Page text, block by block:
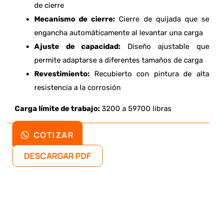
de cierre
Mecanismo de cierre: Cierre de quijada que se
engancha automáticamente al levantar una carga
Ajuste de capacidad: Diseño ajustable que
permite adaptarse a diferentes tamaños de carga
Revestimiento: Recubierto con pintura de alta
resistencia a la corrosión
Carga límite de trabajo: 3200 a 59700 libras
COTIZAR
DESCARGAR PDF